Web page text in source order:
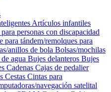
Artículos infantiles
personas con discapacidad
para tándem/remolques para
anillos de bola Bolsas/mochilas
agua Bujes delanteros Bujes
Cadenas Cajas de pedalier
Cestas Cintas para
navegación satelital